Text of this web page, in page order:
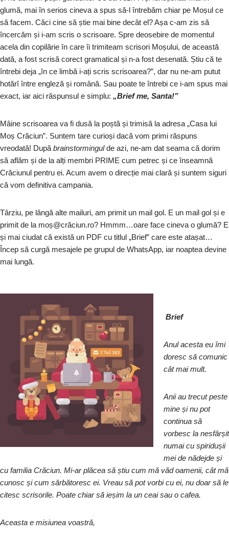
glumă, mai în serios cineva a spus să-l întrebăm chiar pe Moșul ce
să facem. Căci cine să știe mai bine decât el? Așa c-am zis să
încercăm și i-am scris o scrisoare. Spre deosebire de momentul
acela din copilărie în care îi trimiteam scrisori Moșului, de această
dată, a fost scrisă corect gramatical și n-a fost desenată. Știu că te
întrebi deja „în ce limbă i-ați scris scrisoarea?”, dar nu ne-am putut
hotărî între engleză și română. Sau poate te întrebi ce i-am spus mai
exact, iar aici răspunsul e simplu: „Brief me, Santa!”
Mâine scrisoarea va fi dusă la poștă și trimisă la adresa „Casa lui
Moș Crăciun”. Suntem tare curioși dacă vom primi răspuns
vreodată! După brainstormingulde azi, ne-am dat seama că dorim
să aflăm și de la alți membri PRIME cum petrec și ce înseamnă
Crăciunul pentru ei. Acum avem o direcție mai clară și suntem siguri
că vom definitiva campania.
Târziu, pe lângă alte mailuri, am primit un mail gol. E un mail gol și e
primit de la moș@crăciun.ro? Hmmm…oare face cineva o glumă? E
și mai ciudat că există un PDF cu titlul „Brief” care este atașat…
Încep să curgă mesajele pe grupul de WhatsApp, iar noaptea devine
mai lungă.
Brief
Anul acesta eu îmi
doresc să comunic
cât mai mult.
Anii au trecut peste
mine și nu pot
continua să
vorbesc la nesfârșit
numai cu spiridușii
mei de nădejde și
cu familia Crăciun. Mi-ar plăcea să știu cum mă văd oamenii, cât mă
cunosc și cum sărbătoresc ei. Vreau să pot vorbi cu ei, nu doar să le
citesc scrisorile. Poate chiar să ieșim la un ceai sau o cafea.
Aceasta e misiunea voastră,